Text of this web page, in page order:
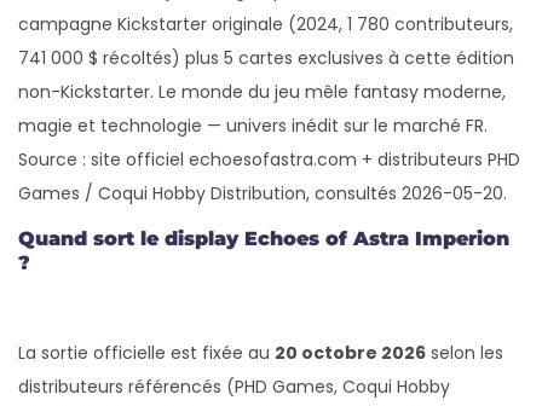
campagne Kickstarter originale (2024, 1 780 contributeurs,
741 000 $ récoltés) plus 5 cartes exclusives à cette édition
non-Kickstarter. Le monde du jeu mêle fantasy moderne,
magie et technologie — univers inédit sur le marché FR.
Source : site officiel echoesofastra.com + distributeurs PHD
Games / Coqui Hobby Distribution, consultés 2026-05-20.
Quand sort le display Echoes of Astra Imperion
?
La sortie officielle est fixée au 20 octobre 2026 selon les
distributeurs référencés (PHD Games, Coqui Hobby